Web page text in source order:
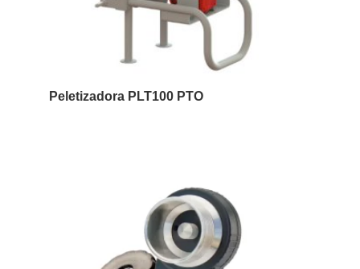
Peletizadora PLT100 PTO